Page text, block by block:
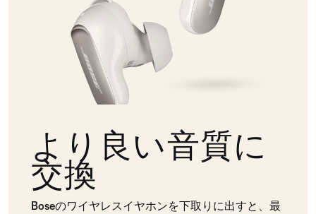
より良い音質に
交換
Boseのワイヤレスイヤホンを下取りに出すと、最